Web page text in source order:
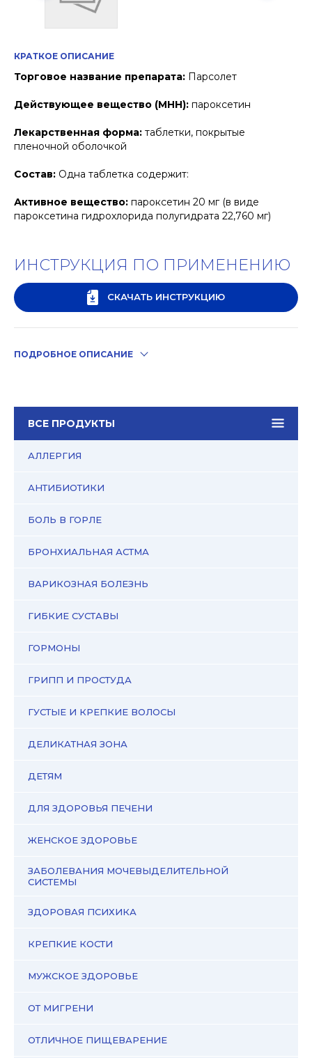
ВСЕ ПРОДУКТЫ
АЛЛЕРГИЯ
АНТИБИОТИКИ
БОЛЬ В ГОРЛЕ
БРОНХИАЛЬНАЯ АСТМА
ВАРИКОЗНАЯ БОЛЕЗНЬ
ГИБКИЕ СУСТАВЫ
ГОРМОНЫ
ГРИПП И ПРОСТУДА
ГУСТЫЕ И КРЕПКИЕ ВОЛОСЫ
ДЕЛИКАТНАЯ ЗОНА
ДЕТЯМ
ДЛЯ ЗДОРОВЬЯ ПЕЧЕНИ
ЖЕНСКОЕ ЗДОРОВЬЕ
ЗАБОЛЕВАНИЯ МОЧЕВЫДЕЛИТЕЛЬНОЙ
СИСТЕМЫ
ЗДОРОВАЯ ПСИХИКА
КРЕПКИЕ КОСТИ
МУЖСКОЕ ЗДОРОВЬЕ
ОТ МИГРЕНИ
ОТЛИЧНОЕ ПИЩЕВАРЕНИЕ
КРАТКОЕ ОПИСАНИЕ
Торговое название препарата: Парсолет
Действующее вещество (МНН): пароксетин
Лекарственная форма: таблетки, покрытые
пленочной оболочкой
Состав: Одна таблетка содержит:
Активное вещество: пароксетин 20 мг (в виде
пароксетина гидрохлорида полугидрата 22,760 мг)
ИНСТРУКЦИЯ ПО ПРИМЕНЕНИЮ
СКАЧАТЬ ИНСТРУКЦИЮ
ПОДРОБНОЕ ОПИСАНИЕ